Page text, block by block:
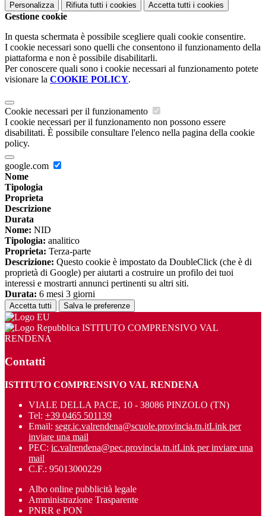
Personalizza Rifiuta tutti i cookies Accetta tutti i cookies
Gestione cookie
In questa schermata è possibile scegliere quali cookie consentire.
I cookie necessari sono quelli che consentono il funzionamento della
piattaforma e non è possibile disabilitarli.
Per conoscere quali sono i cookie necessari al funzionamento potete
visionare la COOKIE POLICY.
Cookie necessari per il funzionamento
I cookie necessari per il funzionamento non possono essere
disabilitati. È possibile consultare l'elenco nella pagina della cookie
policy.
google.com
Nome
Tipologia
Proprieta
Descrizione
Durata
Nome: NID
Tipologia: analitico
Proprieta: Terza-parte
Descrizione: Questo cookie è impostato da DoubleClick (che è di
proprietà di Google) per aiutarti a costruire un profilo dei tuoi
interessi e mostrarti annunci pertinenti su altri siti.
Durata: 6 mesi 3 giorni
Accetta tutti Salva le preferenze
ISTITUTO COMPRENSIVO VAL
RENDENA
Contatti
ISTITUTO COMPRENSIVO VAL RENDENA
VIALE DELLA PACE, 10 - 38086 PINZOLO (TN)
Tel: +39 0465 501139
Email: segr.ic.valrendena@scuole.provincia.tn.itLink per
inviare una mail
PEC: ic.valrendena@pec.provincia.tn.itLink per inviare una
mail
C.F.: 95013000229
Albo online pubblicità legale
Amministrazione Trasparente
PNRR e PON